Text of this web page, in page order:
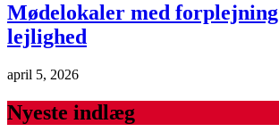
Mødelokaler med
lejlighed
april 5, 2026
Nyeste indlæg